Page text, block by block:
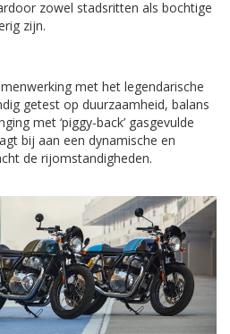
zowel stadsritten als bochtige
zijn.
met het legendarische
getest op duurzaamheid, balans
met ‘piggy-back’ gasgevulde
bij aan een dynamische en
de rijomstandigheden.